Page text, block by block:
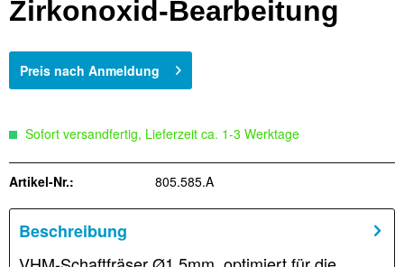
Zirkonoxid-Bearbeitung
Preis nach Anmeldung
Sofort versandfertig, Lieferzeit ca. 1-3 Werktage
Artikel-Nr.: 805.585.A
Beschreibung